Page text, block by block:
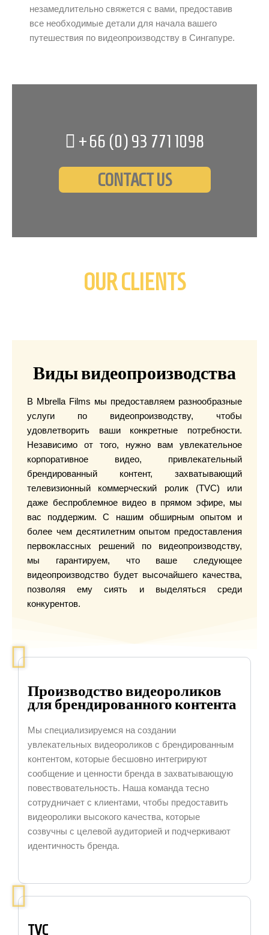
незамедлительно свяжется с вами, предоставив
все необходимые детали для начала вашего
путешествия по видеопроизводству в Сингапуре.
+66 (0) 93 771 1098
CONTACT US
OUR CLIENTS
Виды видеопроизводства
В Mbrella Films мы предоставляем разнообразные
услуги по видеопроизводству, чтобы
удовлетворить ваши конкретные потребности.
Независимо от того, нужно вам увлекательное
корпоративное видео, привлекательный
брендированный контент, захватывающий
телевизионный коммерческий ролик (TVC) или
даже беспроблемное видео в прямом эфире, мы
вас поддержим. С нашим обширным опытом и
более чем десятилетним опытом предоставления
первоклассных решений по видеопроизводству,
мы гарантируем, что ваше следующее
видеопроизводство будет высочайшего качества,
позволяя ему сиять и выделяться среди
конкурентов.
Производство видеороликов
для брендированного контента
Мы специализируемся на создании
увлекательных видеороликов с брендированным
контентом, которые бесшовно интегрируют
сообщение и ценности бренда в захватывающую
повествовательность. Наша команда тесно
сотрудничает с клиентами, чтобы предоставить
видеоролики высокого качества, которые
созвучны с целевой аудиторией и подчеркивают
идентичность бренда.
TVC